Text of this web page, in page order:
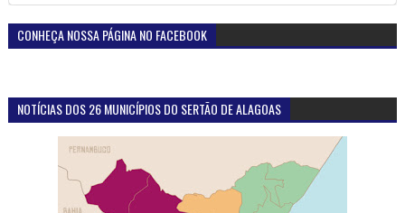
CONHEÇA NOSSA PÁGINA NO FACEBOOK
NOTÍCIAS DOS 26 MUNICÍPIOS DO SERTÃO DE ALAGOAS